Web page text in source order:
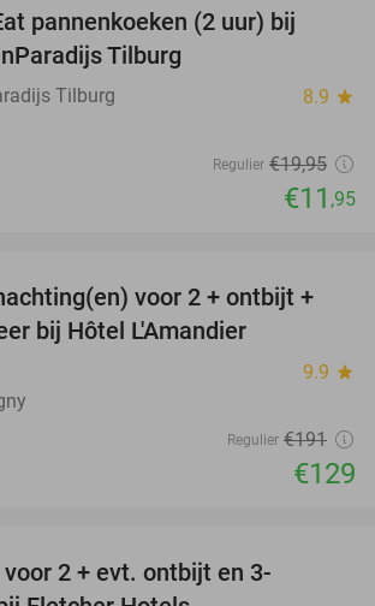
pannenkoeken (2 uur) bij
Tilburg
Tilburg 8.9 star
Regulier €19,95
€11 ,95
32%
voor 2 + ontbijt +
bij Hôtel L'Amandier
9.9 star
Regulier €191
€129
2 + evt. ontbijt en 3-